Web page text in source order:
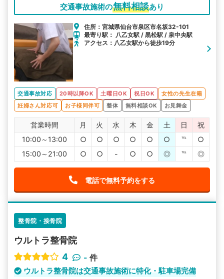
交通事故施術の無料相談あり
住所：宮城県仙台市泉区市名坂32-101
最寄り駅： 八乙女駅 / 黒松駅 / 泉中央駅
アクセス：八乙女駅から徒歩19分
交通事故対応 20時以降OK 土曜日OK 祝日OK
女性の先生在籍
妊婦さん対応可
お子様同伴可 整体 無料相談OK お見舞金
営業時間 月 火 水 木 金 土 日
祝
10:00～13:00
○ ○ ○ ○ ○ ○ ℡
○
15:00～21:00
○ ○ - ○ ○ ◎ ℡ ◎
電話で無料予約をする
整骨院・接骨院
ウルトラ整骨院
4
- 件
ウルトラ整骨院は交通事故施術に特化・駐車場完備